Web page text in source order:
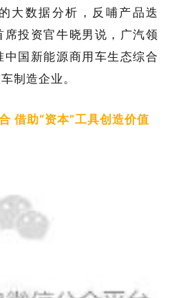
大数据分析，反哺产品迭
投资官牛晓男说，广汽领
国新能源商用车生态综合
制造企业。
借助“资本”工具创造价值